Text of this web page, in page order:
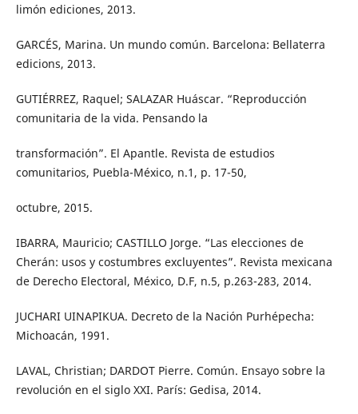
limón ediciones, 2013.
GARCÉS, Marina. Un mundo común. Barcelona: Bellaterra
edicions, 2013.
GUTIÉRREZ, Raquel; SALAZAR Huáscar. “Reproducción
comunitaria de la vida. Pensando la
transformación”. El Apantle. Revista de estudios
comunitarios, Puebla-México, n.1, p. 17-50,
octubre, 2015.
IBARRA, Mauricio; CASTILLO Jorge. “Las elecciones de
Cherán: usos y costumbres excluyentes”. Revista mexicana
de Derecho Electoral, México, D.F, n.5, p.263-283, 2014.
JUCHARI UINAPIKUA. Decreto de la Nación Purhépecha:
Michoacán, 1991.
LAVAL, Christian; DARDOT Pierre. Común. Ensayo sobre la
revolución en el siglo XXI. París: Gedisa, 2014.